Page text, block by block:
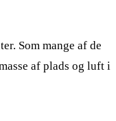
Som mange af de
af plads og luft i